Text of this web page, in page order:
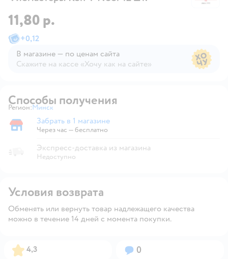
11,80 р.
+0,12
В магазине — по ценам сайта
Скажите на кассе «Хочу как на сайте»
Способы получения
Регион: Выбор адреса доставки.
Минск
Забрать в магазине
Забрать в 1 магазине
Через час — бесплатно
Экспресс-доставка из магазина
Недоступно
Условия возврата
Обменять или вернуть товар надлежащего качества
можно в течение 14 дней с момента покупки.
Рейтинг:
4,3 Вопросов:
0